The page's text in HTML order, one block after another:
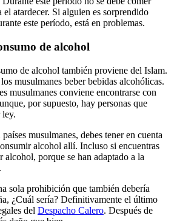
el atardecer. Si alguien es sorprendido
este período, está en problemas.
de alcohol
de alcohol también proviene del Islam.
musulmanes beber bebidas alcohólicas.
musulmanes conviene encontrarse con
por supuesto, hay personas que
ley.
musulmanes, debes tener en cuenta
alcohol allí. Incluso si encuentras
alcohol, porque se han adaptado a la
sola prohibición que también debería
¿Cuál sería? Definitivamente el último
del Despacho Calero. Después de